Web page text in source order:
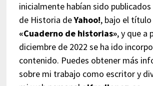
inicialmente habían sido publicados
de Historia deYahoo!, bajo el
«Cuaderno de historias», y que a
diciembre de 2022 se ha ido
contenido. Puedes obtener más
sobre mi trabajo como escritor y